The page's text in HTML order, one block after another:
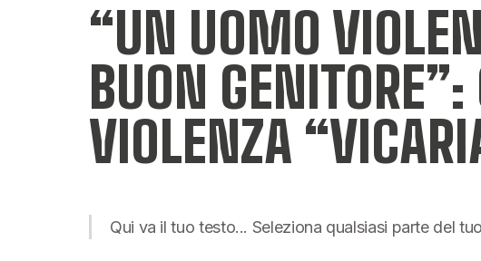
“UN UOMO
BUON
VIOLENZA
Qui va il tuo testo... Seleziona qualsiasi parte del